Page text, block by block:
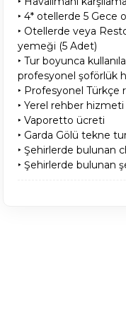
‣ 4* otellerde 5 Gece
‣ Otellerde veya
yemeği (5 Adet)
‣ Tur boyunca
profesyonel şoförlük
‣ Profesyonel Türkçe
‣ Yerel rehber hizmeti
‣ Vaporetto ücreti
‣ Garda Gölü tekne
‣ Şehirlerde bulunan
‣ Şehirlerde bulunan